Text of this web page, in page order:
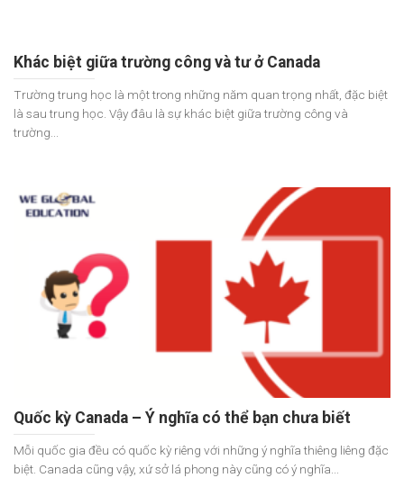
Khác biệt giữa trường công và tư ở Canada
Trường trung học là một trong những năm quan trọng nhất, đặc biệt
là sau trung học. Vậy đâu là sự khác biệt giữa trường công và
trường...
Quốc kỳ Canada – Ý nghĩa có thể bạn chưa biết
Mỗi quốc gia đều có quốc kỳ riêng với những ý nghĩa thiêng liêng đặc
biệt. Canada cũng vậy, xứ sở lá phong này cũng có ý nghĩa...